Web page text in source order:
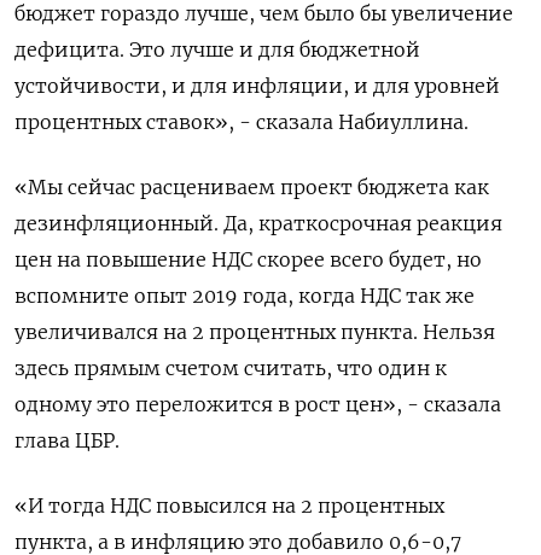
бюджет гораздо лучше, чем было бы увеличение
дефицита. Это лучше и для бюджетной
устойчивости, и для инфляции, и для уровней
процентных ставок», - сказала Набиуллина.
«Мы сейчас расцениваем проект бюджета как
дезинфляционный. Да, краткосрочная реакция
цен на повышение НДС скорее всего будет, но
вспомните опыт 2019 года, когда НДС так же
увеличивался на 2 процентных пункта. Нельзя
здесь прямым счетом считать, что один к
одному это переложится в рост цен», - сказала
глава ЦБР.
«И тогда НДС повысился на 2 процентных
пункта, а в инфляцию это добавило 0,6-0,7